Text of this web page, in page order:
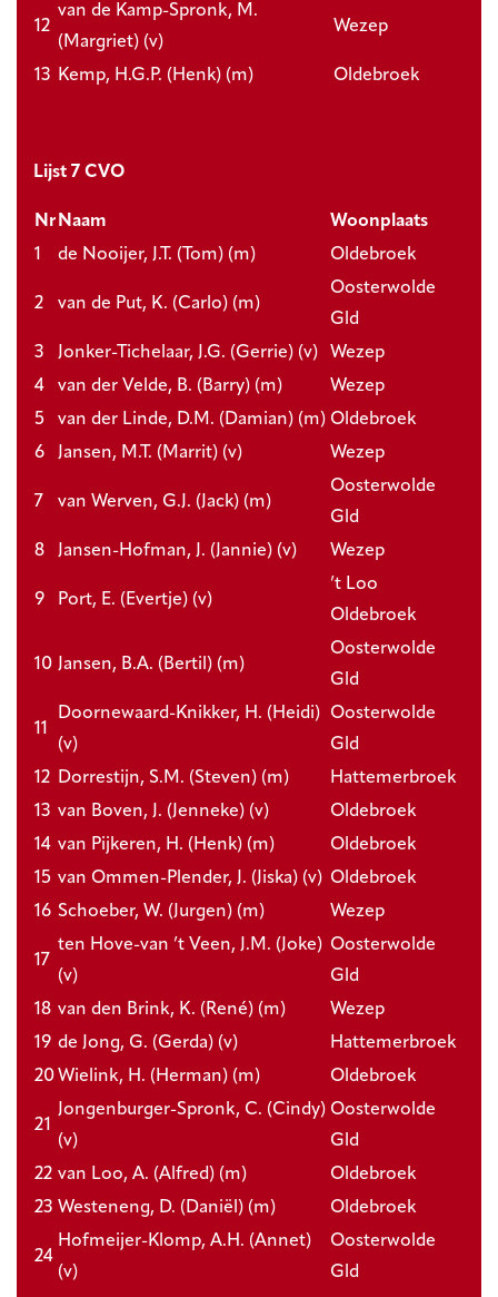
12
van de Kamp-Spronk, M.
(Margriet) (v)
Wezep
13 Kemp, H.G.P. (Henk) (m) Oldebroek
Lijst 7 CVO
Nr Naam
Woonplaats
1
de Nooijer, J.T. (Tom) (m) Oldebroek
2 van de Put, K. (Carlo) (m)
Oosterwolde
Gld
3
Jonker-Tichelaar, J.G. (Gerrie) (v)
Wezep
4
van der Velde, B. (Barry) (m)
Wezep
5
van der Linde, D.M. (Damian) (m) Oldebroek
6
Jansen, M.T. (Marrit) (v) Wezep
7 van Werven, G.J. (Jack) (m)
Oosterwolde
Gld
8
Jansen-Hofman, J. (Jannie) (v) Wezep
9 Port, E. (Evertje) (v)
’t Loo
Oldebroek
10 Jansen, B.A. (Bertil) (m)
Oosterwolde
Gld
11
Doornewaard-Knikker, H. (Heidi)
(v)
Oosterwolde
Gld
12
Dorrestijn, S.M. (Steven) (m)
Hattemerbroek
13 van Boven, J. (Jenneke) (v)
Oldebroek
14 van Pijkeren, H. (Henk) (m)
Oldebroek
15 van Ommen-Plender, J. (Jiska) (v) Oldebroek
16 Schoeber, W. (Jurgen) (m) Wezep
17
ten Hove-van ’t Veen, J.M. (Joke)
(v)
Oosterwolde
Gld
18 van den Brink, K. (René) (m)
Wezep
19 de Jong, G. (Gerda) (v)
Hattemerbroek
20Wielink, H. (Herman) (m) Oldebroek
21
Jongenburger-Spronk, C. (Cindy)
(v)
Oosterwolde
Gld
22 van Loo, A. (Alfred) (m)
Oldebroek
23 Westeneng, D. (Daniël) (m) Oldebroek
24
Hofmeijer-Klomp, A.H. (Annet)
(v)
Oosterwolde
Gld